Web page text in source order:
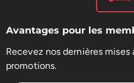
Avantages pour les
Recevez nos dernières
promotions.